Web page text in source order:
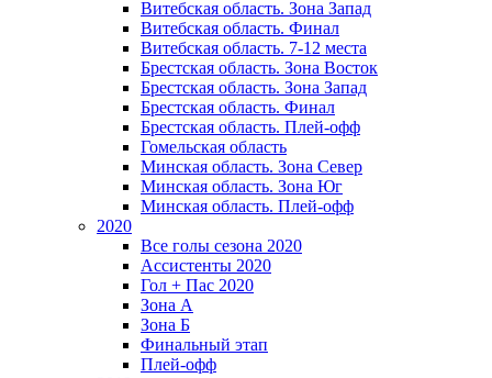
Витебская область. Зона Запад
Витебская область. Финал
Витебская область. 7-12 места
Брестская область. Зона Восток
Брестская область. Зона Запад
Брестская область. Финал
Брестская область. Плей-офф
Гомельская область
Минская область. Зона Север
Минская область. Зона Юг
Минская область. Плей-офф
2020
Все голы сезона 2020
Ассистенты 2020
Гол + Пас 2020
Зона А
Зона Б
Финальный этап
Плей-офф